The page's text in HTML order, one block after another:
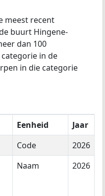
meest recent
buurt Hingene-
dan 100
in de
in die categorie
Eenheid
Jaar
Code
2026
Naam 2026